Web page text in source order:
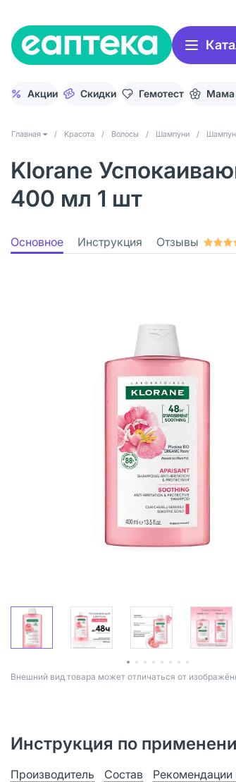
Акции Скидки Гемотест Мама
Главная / Красота / Волосы / Шампуни /
Klorane
400 мл 1 шт
Основное Инструкция Отзывы
Bнешний вид товара может отличаться от
Инструкция по
Производитель Состав